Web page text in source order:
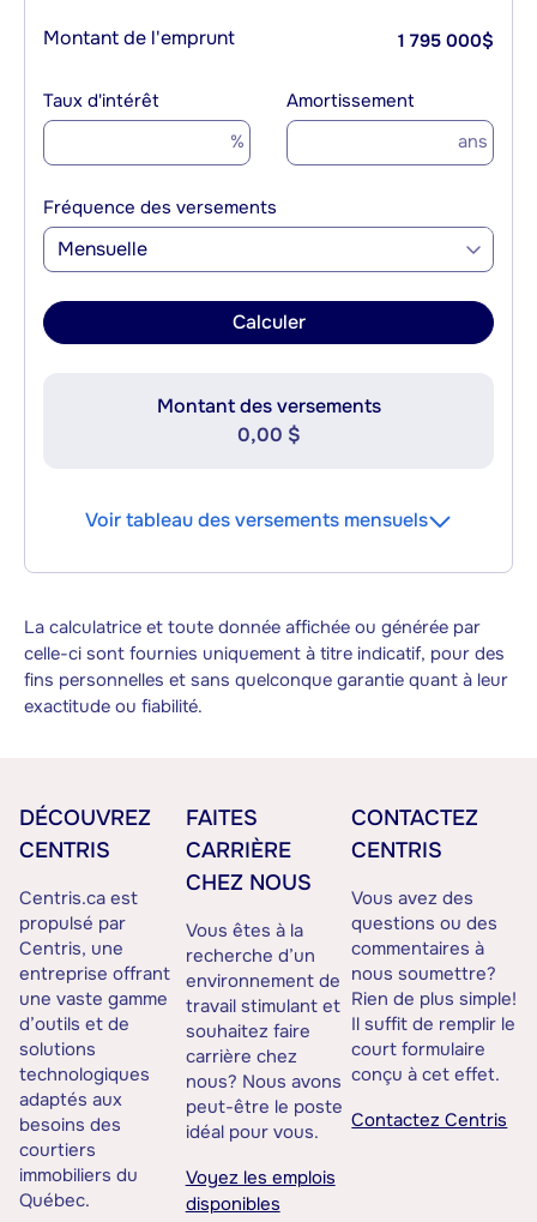
Montant de l'emprunt 1 795 000$
Taux d'intérêt
%
Amortissement
ans
Fréquence des versements
Mensuelle
Calculer
Montant des versements
0,00 $
Voir tableau des versements mensuels
La calculatrice et toute donnée affichée ou générée par
celle-ci sont fournies uniquement à titre indicatif, pour des
fins personnelles et sans quelconque garantie quant à leur
exactitude ou fiabilité.
DÉCOUVREZ
CENTRIS
Centris.ca est
propulsé par
Centris, une
entreprise offrant
une vaste gamme
d’outils et de
solutions
technologiques
adaptés aux
besoins des
courtiers
immobiliers du
Québec.
FAITES
CARRIÈRE
CHEZ NOUS
Vous êtes à la
recherche d’un
environnement de
travail stimulant et
souhaitez faire
carrière chez
nous? Nous avons
peut-être le poste
idéal pour vous.
Voyez les emplois
disponibles
CONTACTEZ
CENTRIS
Vous avez des
questions ou des
commentaires à
nous soumettre?
Rien de plus simple!
Il suffit de remplir le
court formulaire
conçu à cet effet.
Contactez Centris